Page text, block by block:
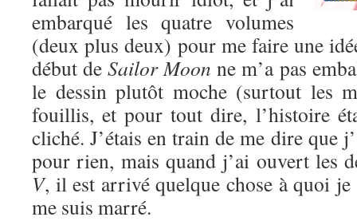
embarqué les quatre volumes
(deux plus deux) pour me faire une
début deSailor Moon ne m’a pas
le dessin plutôt moche (surtout les
fouillis, et pour tout dire, l’histoire
cliché. J’étais en train de me dire que
pour rien, mais quand j’ai ouvert les
V, il est arrivé quelque chose à quoi je
me suis marré.